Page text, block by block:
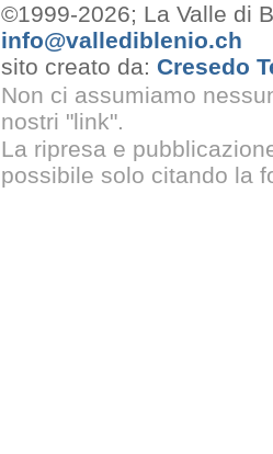
©1999-2026; La Valle
info@vallediblenio.ch
sito creato da: Cresedo
Non ci assumiamo
nostri "link".
La ripresa e
possibile solo citando la